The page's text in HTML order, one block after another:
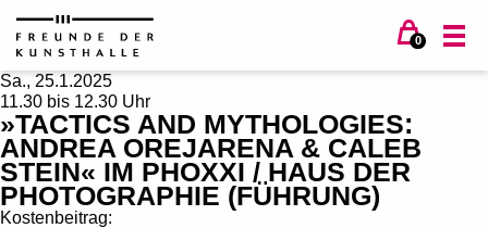
0
Sa., 25.1.2025
11.30 bis 12.30 Uhr
»TACTICS AND MYTHOLOGIES:
ANDREA OREJARENA & CALEB
STEIN« IM PHOXXI / HAUS DER
PHOTOGRAPHIE (FÜHRUNG)
Kostenbeitrag: